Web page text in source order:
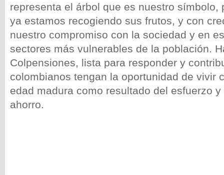
representa el árbol que es nuestro símbolo,
ya estamos recogiendo sus frutos, y con
nuestro compromiso con la sociedad y en
sectores más vulnerables de la población.
Colpensiones, lista para responder y
colombianos tengan la oportunidad de vivir
edad madura como resultado del esfuerzo
ahorro.